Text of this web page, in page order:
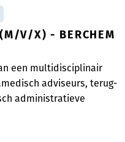
V/X) - BERCHEM
een multidisciplinair
adviseurs, terug-
administratieve